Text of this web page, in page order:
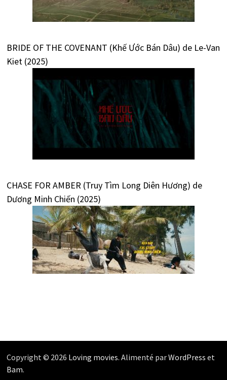
BRIDE OF THE COVENANT (Khế Ước Bán Dâu) de Le-Van
Kiet (2025)
CHASE FOR AMBER (Truy Tìm Long Diên Hương) de
Dương Minh Chiến (2025)
Copyright © 2026 Loving movies. Alimenté parWordPress et
Bam.